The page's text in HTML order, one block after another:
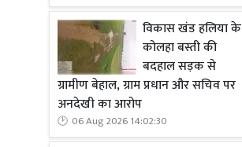
विकास खंड हलिया के
कोलहा बस्ती की
बदहाल सड़क से
ग्रामीण बेहाल, ग्राम प्रधान और सचिव पर
अनदेखी का आरोप
06 Aug 2026 14:02:30